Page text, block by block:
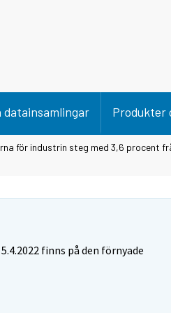
datainsamlingar Produkter
för industrin steg med 3,6 procent
finns på den förnyade